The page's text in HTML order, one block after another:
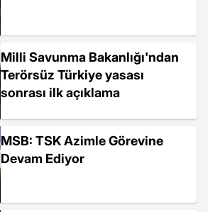
Milli Savunma Bakanlığı'ndan
Terörsüz Türkiye yasası
sonrası ilk açıklama
MSB: TSK Azimle Görevine
Devam Ediyor